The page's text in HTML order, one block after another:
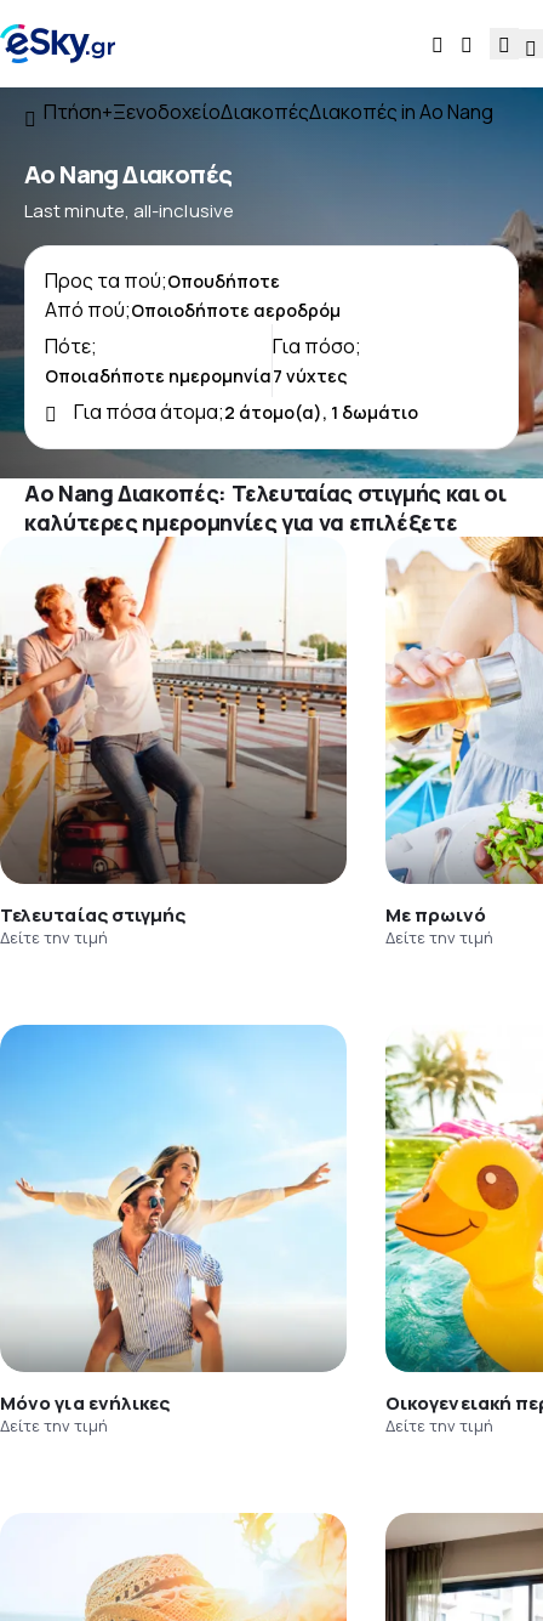
Πτήση+ΞενοδοχείοΔιακοπέςΔιακοπές in Ao Nang
Ao Nang Διακοπές
Last minute, all-inclusive
Προς τα πού;
Από πού;
Πότε;
Για πόσο;
Για πόσα άτομα;
Ao Nang Διακοπές: Τελευταίας στιγμής και οι
καλύτερες ημερομηνίες για να επιλέξετε
Τελευταίας στιγμής
Δείτε την τιμή
Με πρωινό
Δείτε την τιμή
Μόνο για ενήλικες
Δείτε την τιμή
Οικογενειακή
Δείτε την τιμή